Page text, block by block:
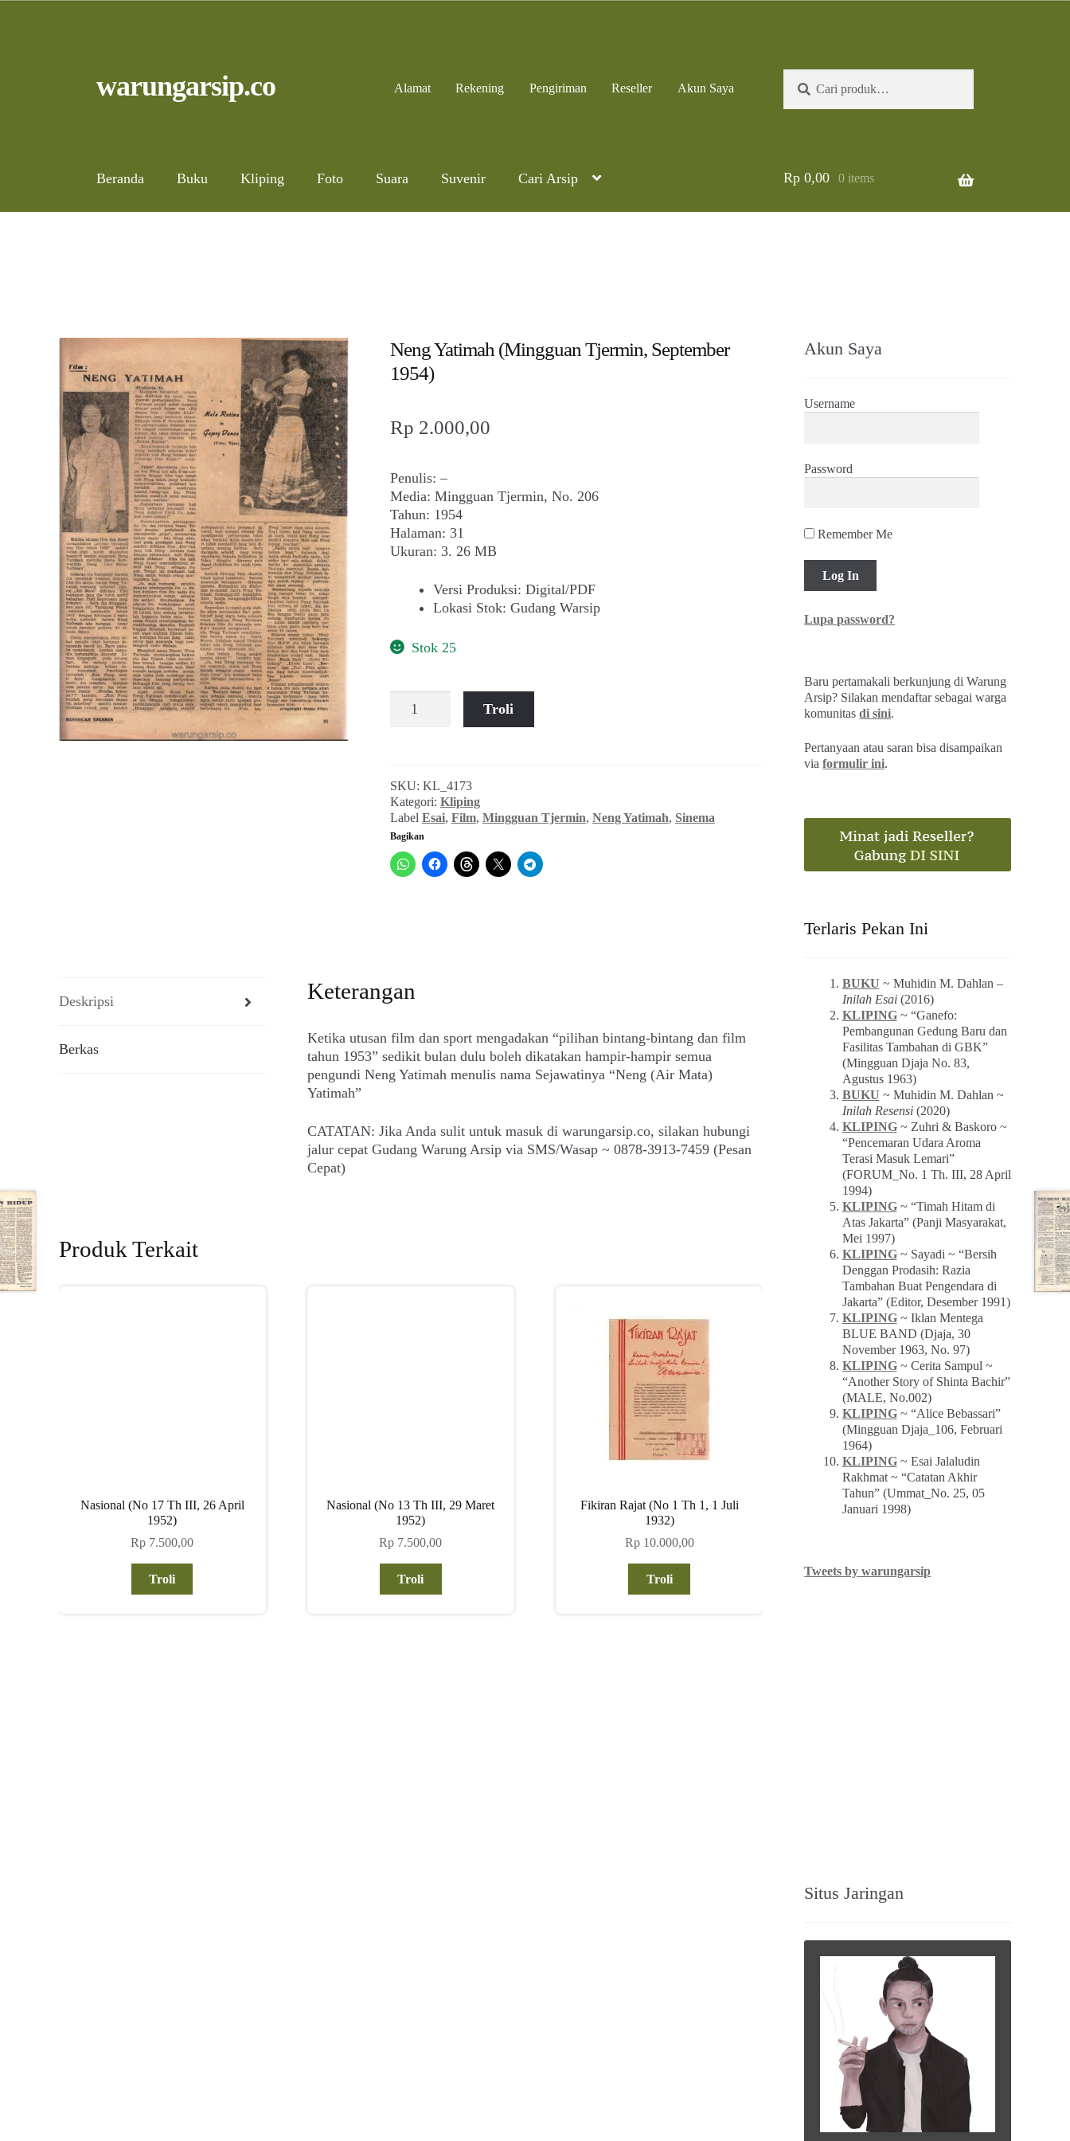
to
to
warungarsip.co Alamat Rekening Pengiriman Reseller Akun Saya
untuk:
Beranda Buku Kliping Foto Suara Suvenir Cari Arsip Rp0,00 0 items
Neng Yatimah (Mingguan Tjermin, September
1954)
Rp 2.000,00
Penulis: –
Media: Mingguan Tjermin, No. 206
Tahun: 1954
Halaman: 31
Ukuran: 3. 26 MB
Versi Produksi: Digital/PDF
Lokasi Stok: Gudang Warsip
Stok 25
Neng
September
1954)
Troli
SKU: KL_4173
Kategori: Kliping
Label Esai, Film, Mingguan Tjermin, Neng Yatimah, Sinema
Bagikan
Deskripsi
Berkas
Keterangan
Ketika utusan film dan sport mengadakan “pilihan bintang-bintang dan film
tahun 1953” sedikit bulan dulu boleh dikatakan hampir-hampir semua
pengundi Neng Yatimah menulis nama Sejawatinya “Neng (Air Mata)
Yatimah”
CATATAN: Jika Anda sulit untuk masuk di warungarsip.co, silakan hubungi
jalur cepat Gudang Warung Arsip via SMS/Wasap ~ 0878-3913-7459 (Pesan
Cepat)
Produk Terkait
Nasional (No 17 Th III, 26 April
1952)
Rp 7.500,00
Troli
Nasional (No 13 Th III, 29 Maret
1952)
Rp 7.500,00
Troli
Fikiran Rajat (No 1 Th 1, 1 Juli
1932)
Rp10.000,00
Troli
Akun Saya
Username
Password
Remember Me
Lupa password?
Baru pertamakali berkunjung di Warung
Arsip? Silakan mendaftar sebagai warga
komunitasdi sini.
Pertanyaan atau saran bisa disampaikan
viaformulir ini.
Terlaris Pekan Ini
BUKU ~ Muhidin M. Dahlan –
Inilah Esai(2016)
KLIPING~ “Ganefo:
Pembangunan Gedung Baru dan
Fasilitas Tambahan di GBK”
(Mingguan Djaja No. 83,
Agustus 1963)
BUKU ~ Muhidin M. Dahlan ~
Inilah Resensi(2020)
KLIPING~ Zuhri & Baskoro ~
“Pencemaran Udara Aroma
Terasi Masuk Lemari”
(FORUM_No. 1 Th. III, 28 April
1994)
KLIPING~ “Timah Hitam di
Atas Jakarta” (Panji Masyarakat,
Mei 1997)
KLIPING~ Sayadi ~ “Bersih
Denggan Prodasih: Razia
Tambahan Buat Pengendara di
Jakarta” (Editor, Desember 1991)
KLIPING~ Iklan Mentega
BLUE BAND (Djaja, 30
November 1963, No. 97)
KLIPING~ Cerita Sampul ~
“Another Story of Shinta Bachir”
(MALE, No.002)
KLIPING~ “Alice Bebassari”
(Mingguan Djaja_106, Februari
1964)
KLIPING~ Esai Jalaludin
Rakhmat ~ “Catatan Akhir
Tahun” (Ummat_No. 25, 05
Januari 1998)
Tweets by warungarsip
Situs Jaringan